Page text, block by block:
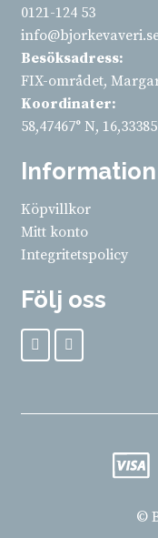
0121-124 53
Besöksadress:
FIX-området,
Koordinater:
58,47467° N,
Information
Köpvillkor
Mitt konto
Integritetspolicy
Följ oss
©